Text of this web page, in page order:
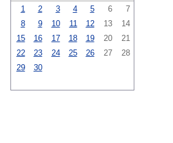
1
2 3 4 5 6
7
8
9 10 11 12 13
14
15
16 17 18 19 20
21
22
23 24 25 26 27
28
29
30